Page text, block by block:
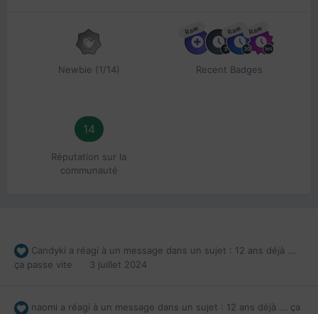
Newbie (1/14)
Rare Rare Rare
Recent Badges
14
Réputation sur la
communauté
Candyki a réagi à un message dans un sujet : 12 ans déjà ...
ça passe vite
3 juillet 2024
naomi a réagi à un message dans un sujet : 12 ans déjà ... ça